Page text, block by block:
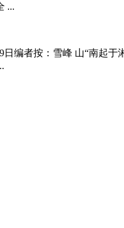
...
编者按：雪峰 山“南起